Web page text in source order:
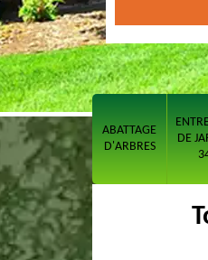
ABATTAGE
D'ARBRES
DE